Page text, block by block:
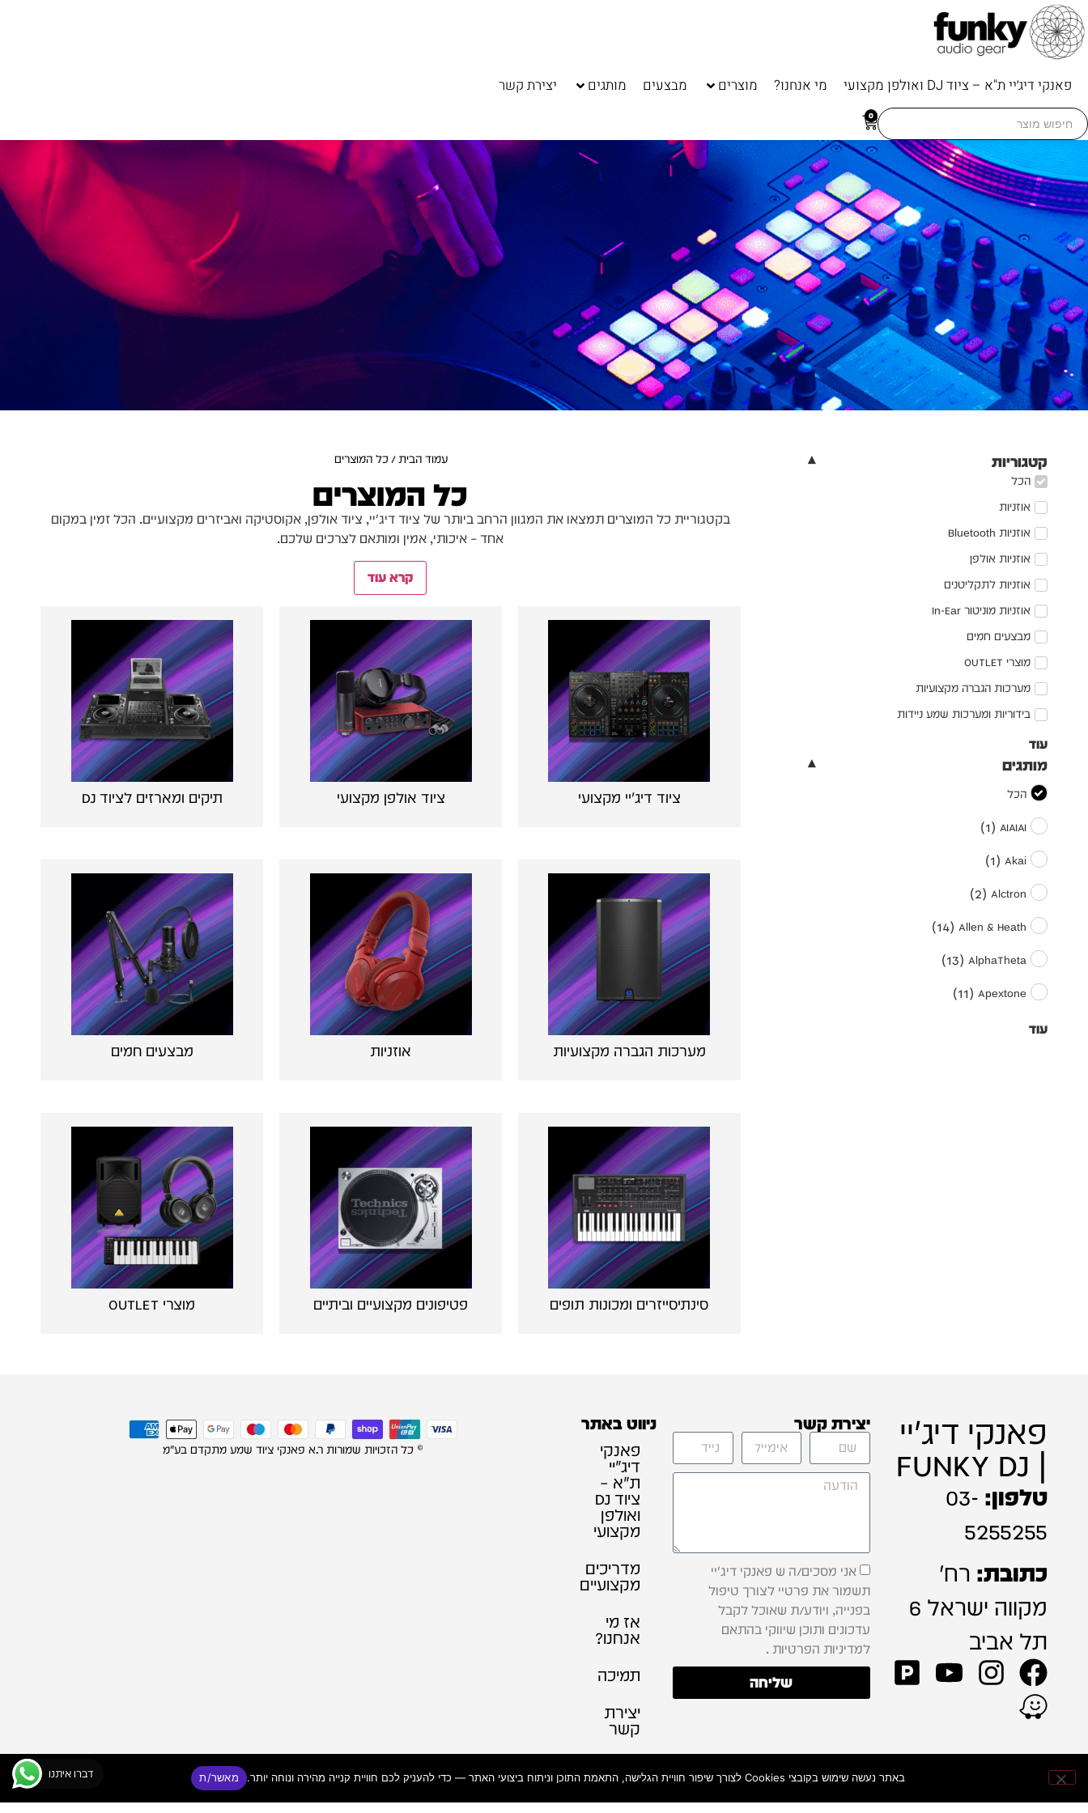
פאנקי דיג׳יי ת"א – ציוד DJ ואולפן מקצועי מי אנחנו? מוצרים מבצעים מותגים יצירת קשר
Search
for:
0
קטגוריות
הכל
אוזניות
אוזניות Bluetooth
אוזניות אולפן
אוזניות לתקליטנים
אוזניות מוניטור In-Ear
מבצעים חמים
מוצרי OUTLET
מערכות הגברה מקצועיות
בידוריות ומערכות שמע ניידות
עוד
מותגים
הכל
AIAIAI
(
1
)
Akai
(
1
)
Alctron
(
2
)
Allen & Heath
(
14
)
AlphaTheta
(
13
)
Apextone
(
11
)
עוד
עמוד הבית/ כל המוצרים
כל המוצרים
בקטגוריית כל המוצרים תמצאו את המגוון הרחב ביותר של ציוד דיג'יי, ציוד אולפן, אקוסטיקה ואביזרים מקצועיים. הכל זמין במקום
אחד – איכותי, אמין ומותאם לצרכים שלכם.
קרא עוד
ציוד דיג'יי מקצועי ציוד אולפן מקצועי תיקים ומארזים לציוד DJ
מערכות הגברה מקצועיות אוזניות מבצעים חמים
סינתיסייזרים ומכונות תופים פטיפונים מקצועיים וביתיים מוצרי OUTLET
פאנקי דיג'יי
| FUNKY DJ
טלפון: 03-
5255255
כתובת: רח'
מקווה ישראל 6
תל אביב
יצירת קשר
אני מסכים/ה ש פאנקי דיג'יי
תשמור את פרטיי לצורך טיפול
בפנייה, ויודע/ת שאוכל לקבל
עדכונים ותוכן שיווקי בהתאם
למדיניות הפרטיות .
שליחה
ניווט באתר
פאנקי
דיג׳יי
ת"א –
ציוד DJ
ואולפן
מקצועי
מדריכים
מקצועיים
אז מי
אנחנו?
תמיכה
יצירת
קשר
אתר
© כל הזכויות שמורות ר.א פאנקי ציוד שמע מתקדם בע"מ
דברו איתנו באתר נעשה שימוש בקובצי Cookies לצורך שיפור חוויית הגלישה, התאמת התוכן וניתוח ביצועי האתר — כדי להעניק לכם חוויית קנייה מהירה ונוחה יותר. מאשר/ת